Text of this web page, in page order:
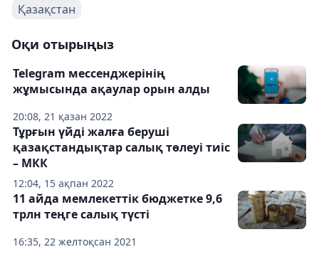
Қазақстан
Оқи отырыңыз
20:08, 21 қазан 2022
Telegram мессенджерінің
жұмысында ақаулар орын алды
12:04, 15 ақпан 2022
Тұрғын үйді жалға беруші
қазақстандықтар салық төлеуі тиіс
– МКК
16:35, 22 желтоқсан 2021
11 айда мемлекеттік бюджетке 9,6
трлн теңге салық түсті